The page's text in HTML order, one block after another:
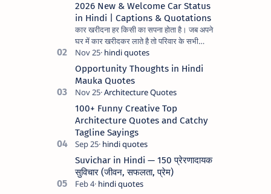
2026 New & Welcome Car Status
in Hindi | Captions & Quotations
कार खरीदना हर किसी का सपना होता है। जब अपने
घर में कार खरीदकर लाते है तो परिवार के सभी
सदस्यों के चेहरे पर अलग ही मुस्कुराहट और
प्रसन्नता झलकती है। अ…
Opportunity Thoughts in Hindi
Mauka Quotes
100+ Funny Creative Top
Architecture Quotes and Catchy
Tagline Sayings
Suvichar in Hindi — 150 प्रेरणादायक
सुविचार (जीवन, सफलता, प्रेम)